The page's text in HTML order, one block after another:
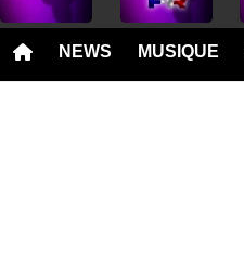
NEWS MUSIQUE